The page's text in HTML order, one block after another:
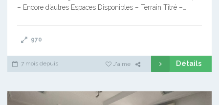
– Encore d’autres Espaces Disponibles – Terrain Titré –…
970
7 mois depuis J'aime Détails